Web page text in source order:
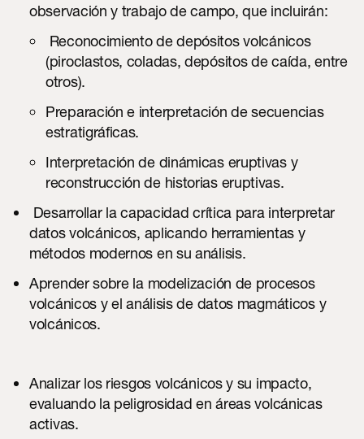
observación y trabajo de campo, que incluirán:
Reconocimiento de depósitos volcánicos
(piroclastos, coladas, depósitos de caída, entre
otros).
Preparación e interpretación de secuencias
estratigráficas.
Interpretación de dinámicas eruptivas y
reconstrucción de historias eruptivas.
Desarrollar la capacidad crítica para interpretar
datos volcánicos, aplicando herramientas y
métodos modernos en su análisis.
Aprender sobre la modelización de procesos
volcánicos y el análisis de datos magmáticos y
volcánicos.
Analizar los riesgos volcánicos y su impacto,
evaluando la peligrosidad en áreas volcánicas
activas.